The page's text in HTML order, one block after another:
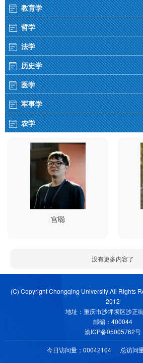
教育学
哲学
法学
历史学
医学
军事学
农学
宫聪
没有更多内容了
(C) Copyright Chongqing University All Rights
2012
地址：重庆市沙坪坝区沙正
邮编：400044
渝ICP备05005762号
今日访问量： 00042104 总访问